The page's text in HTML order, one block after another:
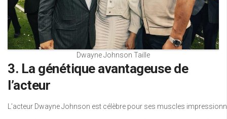
Dwayne Johnson Taille
3. La génétique avantageuse de
l’acteur
L’acteur Dwayne Johnson est célèbre pour ses muscles